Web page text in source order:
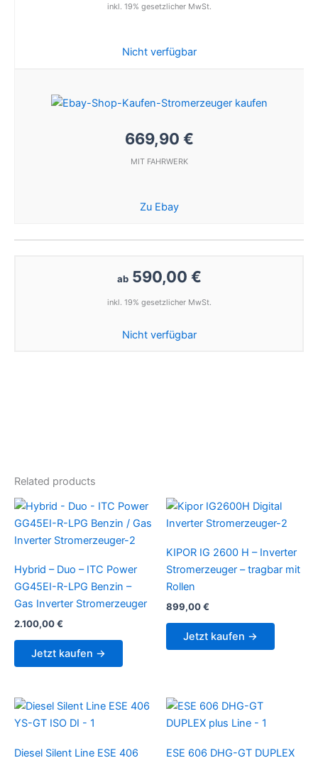
inkl. 19% gesetzlicher MwSt.
Nicht verfügbar
669,90 €
MIT FAHRWERK
Zu Ebay
ab590,00 €
inkl. 19% gesetzlicher MwSt.
Nicht verfügbar
Related products
Hybrid – Duo – ITC Power
GG45EI-R-LPG Benzin –
Gas Inverter Stromerzeuger
2.100,00€
Jetzt kaufen →
KIPOR IG 2600 H – Inverter
Stromerzeuger – tragbar mit
Rollen
899,00€
Jetzt kaufen →
Diesel Silent Line ESE 406 ESE 606 DHG-GT DUPLEX